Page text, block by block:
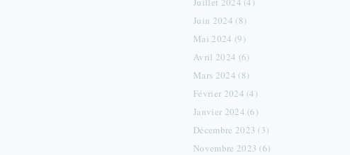
Juin 2024 (8)
Mai 2024 (9)
Avril 2024 (6)
Mars 2024 (8)
Février 2024 (4)
Janvier 2024 (6)
Décembre 2023 (3)
Novembre 2023 (6)